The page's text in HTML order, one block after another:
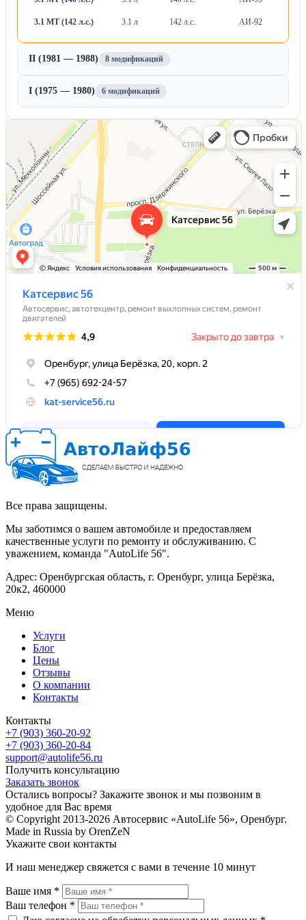
3.1 MT (142 л.с.) 3.1 л 142 л.с. АИ-92
II (1981 — 1988) 8 модификаций
I (1975 — 1980) 6 модификаций
Все права защищены.
Мы заботимся о вашем автомобиле и предоставляем
качественные услуги по ремонту и обслуживанию. С
уважением, команда "AutoLife 56".
Адрес: Оренбургская область, г. Оренбург, улица Берёзка,
20к2, 460000
Меню
Услуги
Блог
Цены
Отзывы
О компании
Контакты
Контакты
+7 (903) 360-20-92
+7 (903) 360-20-84
support@autolife56.ru
Получить консультацию
Заказать звонок
Остались вопросы? Закажите звонок и мы позвоним в
удобное для Вас время
© Copyright 2013-2026 Автосервис «AutoLife 56», Оренбург.
Made in Russia by OrenZeN
Укажите свои контакты
И наш менеджер свяжется с вами в течение 10 минут
Ваше имя *
Ваш телефон *